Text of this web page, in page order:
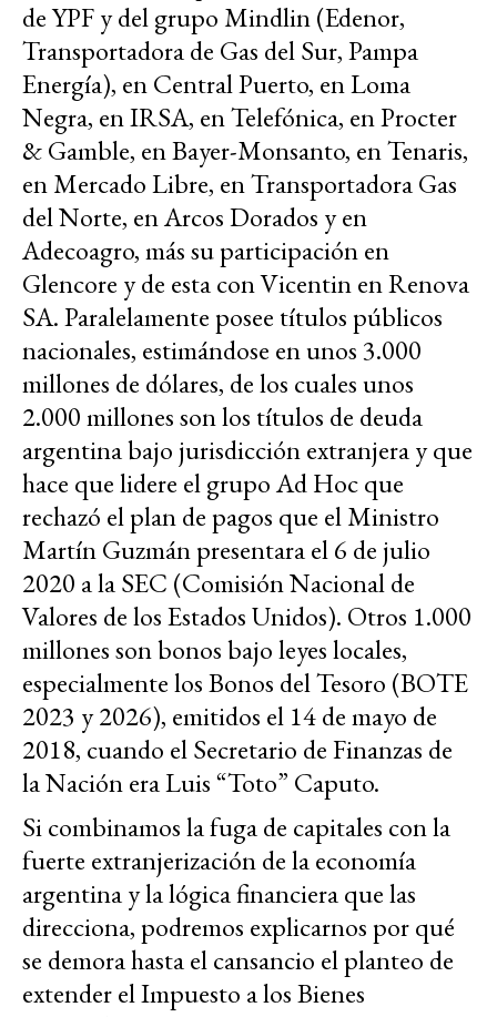
de YPF y del grupo Mindlin (Edenor,
Transportadora de Gas del Sur, Pampa
Energía), en Central Puerto, en Loma
Negra, en IRSA, en Telefónica, en Procter
& Gamble, en Bayer-Monsanto, en Tenaris,
en Mercado Libre, en Transportadora Gas
del Norte, en Arcos Dorados y en
Adecoagro, más su participación en
Glencore y de esta con Vicentin en Renova
SA. Paralelamente posee títulos públicos
nacionales, estimándose en unos 3.000
millones de dólares, de los cuales unos
2.000 millones son los títulos de deuda
argentina bajo jurisdicción extranjera y que
hace que lidere el grupo Ad Hoc que
rechazó el plan de pagos que el Ministro
Martín Guzmán presentara el 6 de julio
2020 a la SEC (Comisión Nacional de
Valores de los Estados Unidos). Otros 1.000
millones son bonos bajo leyes locales,
especialmente los Bonos del Tesoro (BOTE
2023 y 2026), emitidos el 14 de mayo de
2018, cuando el Secretario de Finanzas de
la Nación era Luis “Toto” Caputo.
Si combinamos la fuga de capitales con la
fuerte extranjerización de la economía
argentina y la lógica financiera que las
direcciona, podremos explicarnos por qué
se demora hasta el cansancio el planteo de
extender el Impuesto a los Bienes